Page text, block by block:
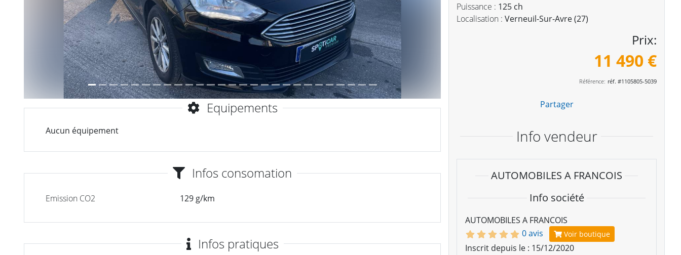
Equipements
Aucun équipement
Infos consomation
Emission CO2 129 g/km
Infos pratiques
Puissance : 125 ch
Localisation : Verneuil-Sur-Avre (27)
Prix:
11 490 €
Référence: réf. #1105805-5039
Partager
Info vendeur
AUTOMOBILES A FRANCOIS
Info société
AUTOMOBILES A FRANCOIS
0 avis
Voir boutique
Inscrit depuis le : 15/12/2020